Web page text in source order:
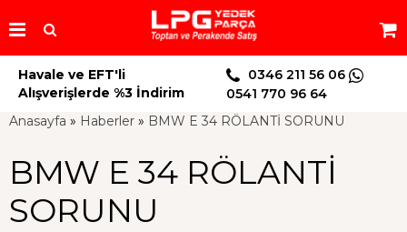
Havale ve EFT'li
Alışverişlerde %3 İndirim
0346 211 56 06
0541 770 96 64
Anasayfa » Haberler » BMW E 34 RÖLANTİ SORUNU
BMW E 34 RÖLANTİ
SORUNU